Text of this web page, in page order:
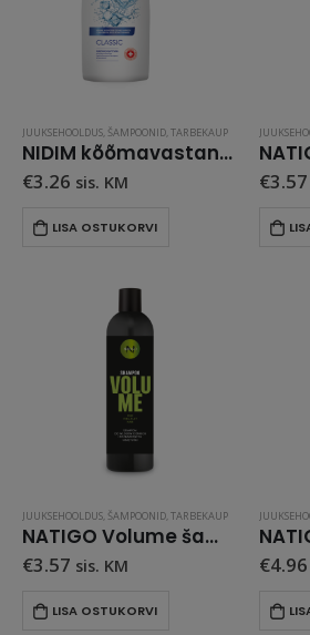
JUUKSEHOOLDUS, ŠAMPOONID,TARBEKAUP
NIDIM kõõmavastane šampoon kõikidele juuksetüüpidele CLASSIC 300 ML
€3.26 sis. KM
LISA OSTUKORVI
€3.57
JUUKSEHOOLDUS, ŠAMPOONID,TARBEKAUP
NATIGO Volume šampoon 500 ml
€3.57 sis. KM
LISA OSTUKORVI
€4.96